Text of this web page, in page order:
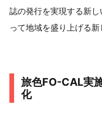
誌の発行を実現する新
って地域を盛り上げる新
旅色FO-CAL実
化